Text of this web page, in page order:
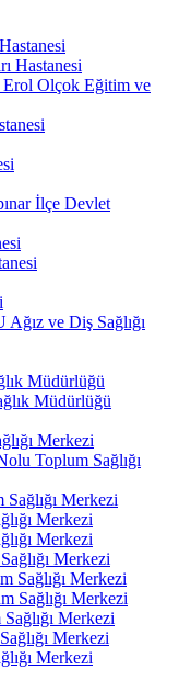
Hastanesi
Olçok Eğitim ve
İlçe Devlet
ve Diş Sağlığı
Müdürlüğü
Müdürlüğü
Merkezi
Toplum Sağlığı
Merkezi
Merkezi
Merkezi
Merkezi
Sağlığı Merkezi
Sağlığı Merkezi
Merkezi
Merkezi
Merkezi